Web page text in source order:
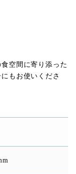
空間に寄り添った
もお使いくださ